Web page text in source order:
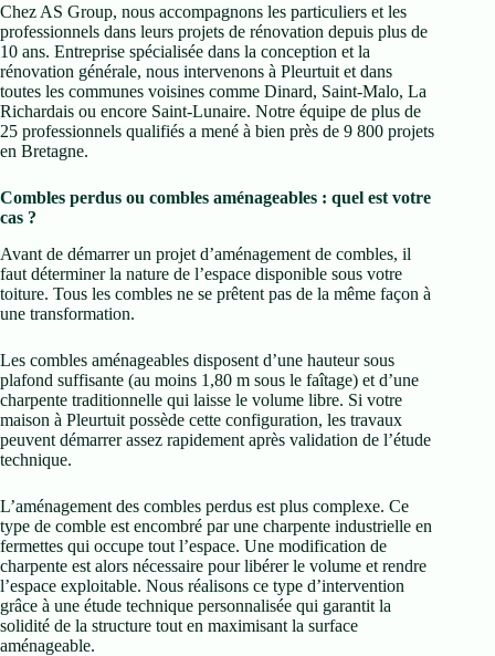
Chez AS Group, nous accompagnons les particuliers et les
professionnels dans leurs projets de rénovation depuis plus de
10 ans. Entreprise spécialisée dans la conception et la
rénovation générale, nous intervenons à Pleurtuit et dans
toutes les communes voisines comme Dinard, Saint-Malo, La
Richardais ou encore Saint-Lunaire. Notre équipe de plus de
25 professionnels qualifiés a mené à bien près de 9 800 projets
en Bretagne.
Combles perdus ou combles aménageables : quel est votre
cas ?
Avant de démarrer un projet d’aménagement de combles, il
faut déterminer la nature de l’espace disponible sous votre
toiture. Tous les combles ne se prêtent pas de la même façon à
une transformation.
Les combles aménageables disposent d’une hauteur sous
plafond suffisante (au moins 1,80 m sous le faîtage) et d’une
charpente traditionnelle qui laisse le volume libre. Si votre
maison à Pleurtuit possède cette configuration, les travaux
peuvent démarrer assez rapidement après validation de l’étude
technique.
L’aménagement des combles perdus est plus complexe. Ce
type de comble est encombré par une charpente industrielle en
fermettes qui occupe tout l’espace. Une modification de
charpente est alors nécessaire pour libérer le volume et rendre
l’espace exploitable. Nous réalisons ce type d’intervention
grâce à une étude technique personnalisée qui garantit la
solidité de la structure tout en maximisant la surface
aménageable.